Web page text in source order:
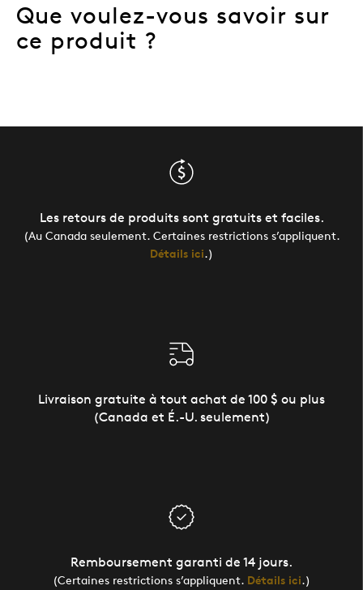
Que voulez-vous savoir sur
ce produit ?
Les retours de produits sont gratuits et faciles.
(Au Canada seulement. Certaines restrictions s’appliquent.
Détails ici.)
Livraison gratuite à tout achat de 100 $ ou plus
(Canada et É.-U. seulement)
Remboursement garanti de 14 jours.
(Certaines restrictions s’appliquent. Détails ici.)